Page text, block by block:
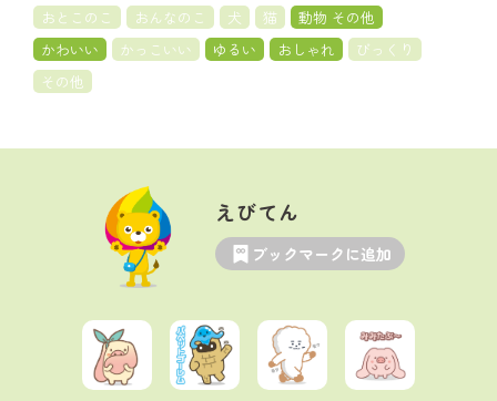
おとこのこ おんなのこ 犬 猫
動物 その他
かわいい
かっこいい ゆるい おしゃれ
びっくり
その他
えびてん
ブックマークに追加